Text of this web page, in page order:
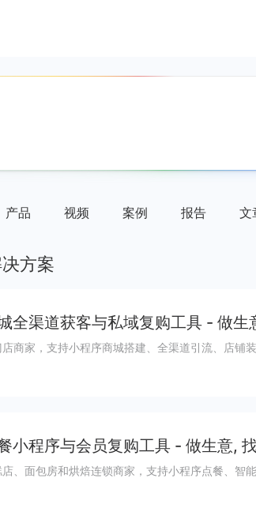
产品 视频 案例 报告 文
方案
全渠道获客与私域复购工具 - 做生
商家，支持小程序商城搭建、全渠道引流、店铺
小程序与会员复购工具 - 做生意,
、面包房和烘焙连锁商家，支持小程序点餐、智